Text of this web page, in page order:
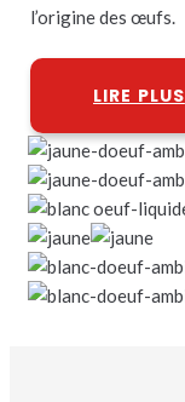
l’origine des œufs.
LIRE PLUS